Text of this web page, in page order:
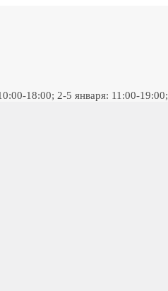
18:00; 2-5 января: 11:00-19:00;